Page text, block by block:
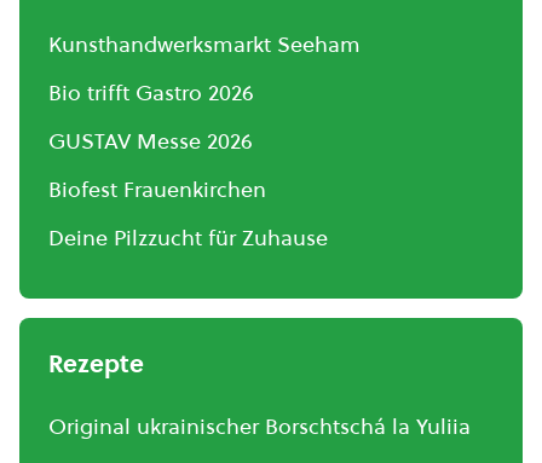
Kunsthandwerksmarkt Seeham
Bio trifft Gastro 2026
GUSTAV Messe 2026
Biofest Frauenkirchen
Deine Pilzzucht für Zuhause
Rezepte
Original ukrainischer Borschtschá la Yuliia